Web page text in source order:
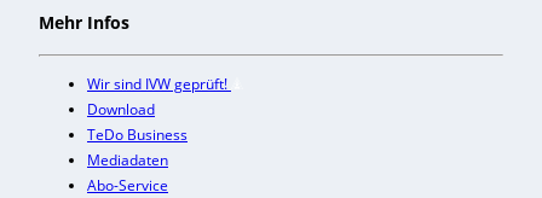
Mehr Infos
Wir sind IVW geprüft!
Download
TeDo Business
Mediadaten
Abo-Service